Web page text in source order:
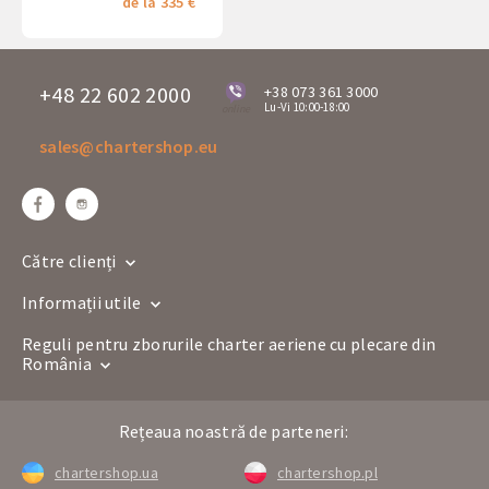
+48 22 602 2000 +38 073 361 3000
Lu-Vi 10:00-18:00
sales@chartershop.eu
Către clienți
Informații utile
Reguli pentru zborurile charter aeriene cu plecare din
România
Rețeaua noastră de parteneri:
chartershop.ua chartershop.pl